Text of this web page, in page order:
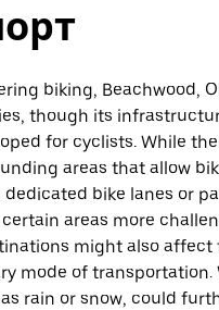
biking, Beachwood,
though its
for cyclists. While
areas that allow
bike lanes or
areas more
might also
mode of transportation.
rain or snow, could